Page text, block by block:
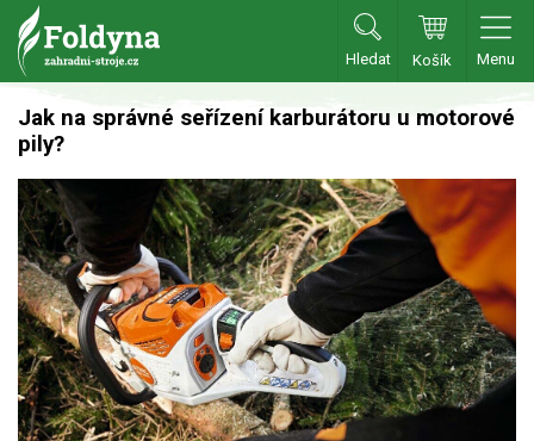
Hledat Košík Menu
Zahradní traktory
Zahradní traktory
Zahradní ridery
Aku traktory
Příslušenství
Sekačky
Benzínové sekačky
Jak na správné seřízení karburátoru u motorové
pily?